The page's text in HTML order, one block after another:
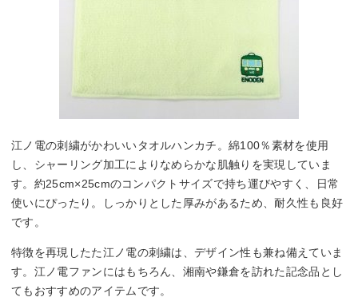
江ノ電の刺繍がかわいいタオルハンカチ。綿100％素材を使用
し、シャーリング加工によりなめらかな肌触りを実現していま
す。約25cm×25cmのコンパクトサイズで持ち運びやすく、日常
使いにぴったり。しっかりとした厚みがあるため、耐久性も良好
です。
特徴を再現したた江ノ電の刺繍は、デザイン性も兼ね備えていま
す。江ノ電ファンにはもちろん、湘南や鎌倉を訪れた記念品とし
てもおすすめのアイテムです。